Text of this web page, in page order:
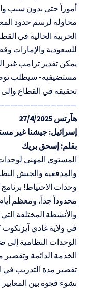
أموراً حتى بدون سبب
محاولة لرسم حدود
الحربية الحالية في
للسعودية والإمارات
يمكن تقدير ترامب غير
مستضيفيه- سيطلب
تحقيقه في القطاع
هآرتس 27/4/2025
إسرائيل: جيشنا غير
بقلم: إسحق بريك
المستوى المهني
والمدفعية والجيش
وحدات الاحتياط!
محدوداً جداً، ومعظم
والأنشطة المختلفة
في ولاية غادي
الوحدات النظامية
الخدمة الدائمة وتقصير
تقصير مدة التدريب في
نشوء فجوة بين